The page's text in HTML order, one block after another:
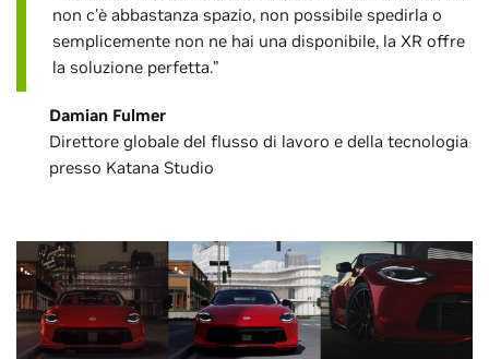
non c'è abbastanza spazio, non possibile spedirla o
semplicemente non ne hai una disponibile, la XR offre
la soluzione perfetta.”
Damian Fulmer
Direttore globale del flusso di lavoro e della tecnologia
presso Katana Studio